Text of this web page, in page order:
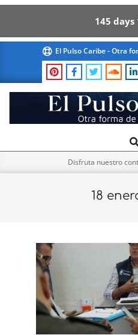
145 days
content
El Pulso Caribe - Otra
El
Pulso
Navigation
Disfruta nuestro
18